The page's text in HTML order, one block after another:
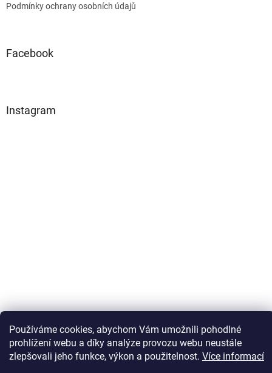
Používáme cookies, abychom Vám umožnili pohodlné
prohlížení webu a díky analýze provozu webu neustále
zlepšovali jeho funkce, výkon a použitelnost. Více informací
Podmínky ochrany osobních údajů
Facebook
Instagram
Sledovat na Instagramu